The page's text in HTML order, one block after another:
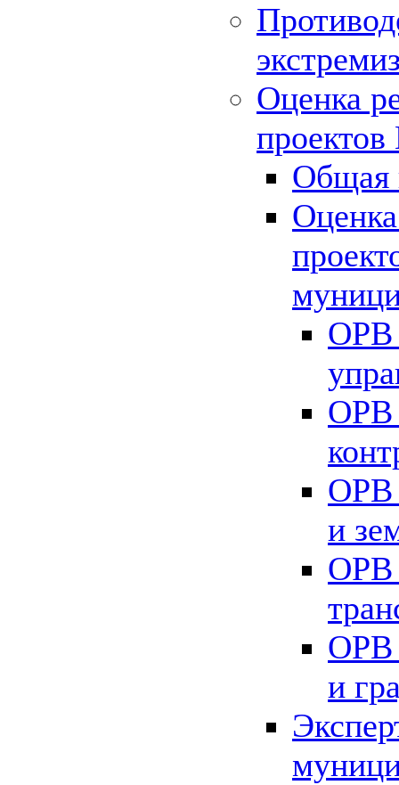
Оценка
Общая
ОРВ
ОРВ
ОРВ
и
ОРВ
ОРВ
и